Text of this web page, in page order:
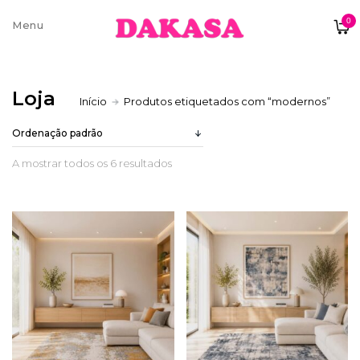
0
Sobre nós
Trocas e Devoluções
Termos e condições
Loja Início Produtos etiquetados com “modernos”
A mostrar todos os 6 resultados